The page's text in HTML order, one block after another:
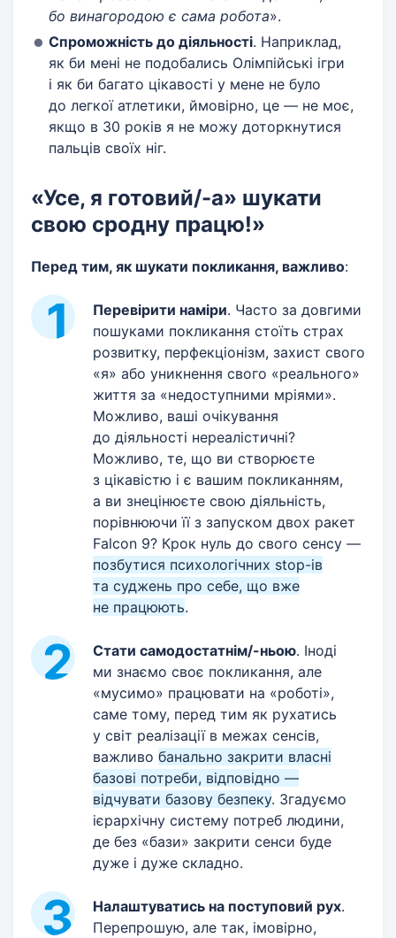
бо винагородою є сама робота».
Спроможність до діяльності. Наприклад,
як би мені не подобались Олімпійські ігри
і як би багато цікавості у мене не було
до легкої атлетики, ймовірно, це — не моє,
якщо в 30 років я не можу доторкнутися
пальців своїх ніг.
«Усе, я готовий/-а» шукати
свою сродну працю!»
Перед тим, як шукати покликання, важливо:
Перевірити наміри. Часто за довгими
пошуками покликання стоїть страх
розвитку, перфекціонізм, захист свого
«я» або уникнення свого «реального»
життя за «недоступними мріями».
Можливо, ваші очікування
до діяльності нереалістичні?
Можливо, те, що ви створюєте
з цікавістю і є вашим покликанням,
а ви знецінюєте свою діяльність,
порівнюючи її з запуском двох ракет
Falcon 9? Крок нуль до свого сенсу —
позбутися психологічних stop-ів
та суджень про себе, що вже
не працюють.
Стати самодостатнім/-ньою. Іноді
ми знаємо своє покликання, але
«мусимо» працювати на «роботі»,
саме тому, перед тим як рухатись
у світ реалізації в межах сенсів,
важливо банально закрити власні
базові потреби, відповідно —
відчувати базову безпеку. Згадуємо
ієрархічну систему потреб людини,
де без «бази» закрити сенси буде
дуже і дуже складно.
Налаштуватись на поступовий рух.
Перепрошую, але так, імовірно,